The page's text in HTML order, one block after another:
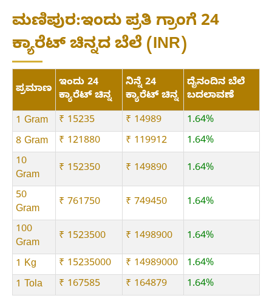
ಮಣಿಪುರ:ಇಂದು ಪ್ರತಿ ಗ್ರಾಂಗೆ 24
ಕ್ಯಾರೆಟ್ ಚಿನ್ನದ ಬೆಲೆ (INR)
ಪ್ರಮಾಣ ಇಂದು 24
ಕ್ಯಾರೆಟ್ ಚಿನ್ನ
ನಿನ್ನೆ 24
ಕ್ಯಾರೆಟ್ ಚಿನ್ನ
ದೈನಂದಿನ ಬೆಲೆ
ಬದಲಾವಣೆ
1 Gram
₹ 15235 ₹ 14989
1.64%
8 Gram
₹ 121880 ₹ 119912
1.64%
10
Gram
₹ 152350 ₹ 149890 1.64%
50
Gram
₹ 761750 ₹ 749450 1.64%
100
Gram
₹ 1523500 ₹ 1498900 1.64%
1 Kg ₹ 15235000 ₹ 14989000
1.64%
1 Tola
₹ 167585 ₹ 164879 1.64%